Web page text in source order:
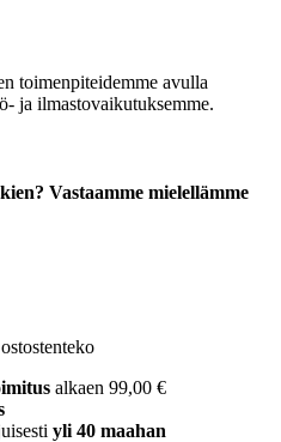
toimenpiteidemme avulla
ja ilmastovaikutuksemme.
Vastaamme mielellämme
alkaen 99,00 €
yli 40 maahan